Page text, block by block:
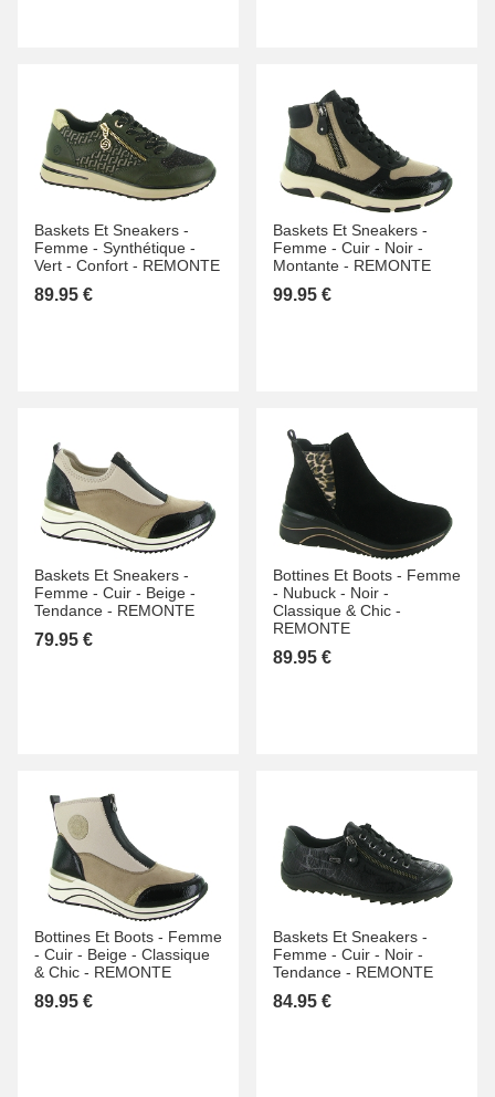
Baskets Et Sneakers -
Femme - Synthétique -
Vert - Confort - REMONTE
89.95 €
Baskets Et Sneakers -
Femme - Cuir - Noir -
Montante - REMONTE
99.95 €
Baskets Et Sneakers -
Femme - Cuir - Beige -
Tendance - REMONTE
79.95 €
Bottines Et Boots - Femme
- Nubuck - Noir -
Classique & Chic -
REMONTE
89.95 €
Bottines Et Boots - Femme
- Cuir - Beige - Classique
& Chic - REMONTE
89.95 €
Baskets Et Sneakers -
Femme - Cuir - Noir -
Tendance - REMONTE
84.95 €